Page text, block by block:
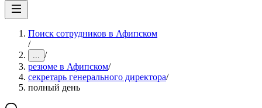
Поиск сотрудников в Афипском
/
... /
резюме в Афипском/
секретарь генерального директора/
полный день